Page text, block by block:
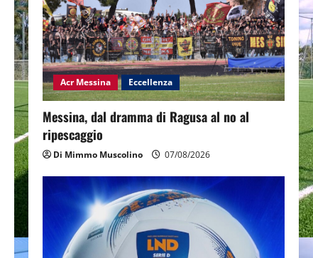
Acr Messina Eccellenza
Messina, dal dramma di Ragusa al no al
ripescaggio
Di Mimmo Muscolino 07/08/2026